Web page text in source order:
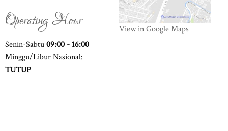
Operating Hour
Senin-Sabtu09:00 - 16:00
Minggu/Libur Nasional:
TUTUP
View in Google Maps